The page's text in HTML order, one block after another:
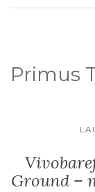
Primus
Ground –